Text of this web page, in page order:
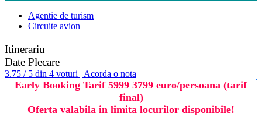
Agentie de turism
Circuite avion
Itinerariu
Date Plecare
3.75 / 5 din 4 voturi | Acorda o nota
Early Booking Tarif59993799 euro/persoana (tarif
final)
Oferta valabila in limita locurilor disponibile!